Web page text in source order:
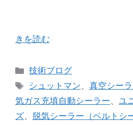
きを読む
カ
テ
リ
ー
技術ブログ
タ
グ
シュットマン、真空シー
気ガス充填自動シーラー、 ユ
ズ、 脱気シーラー（ベルトシ